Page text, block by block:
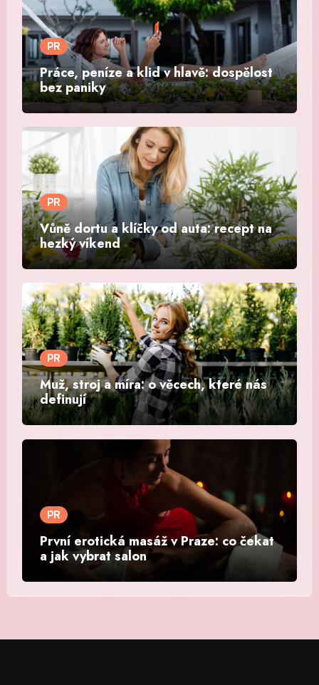
PR
Práce, peníze a klid v hlavě: dospělost
bez paniky
PR
Vůně dortu a klíčky od auta: recept na
hezký víkend
PR
Muž, stroj a míra: o věcech, které nás
definují
PR
První erotická masáž v Praze: co čekat
a jak vybrat salon